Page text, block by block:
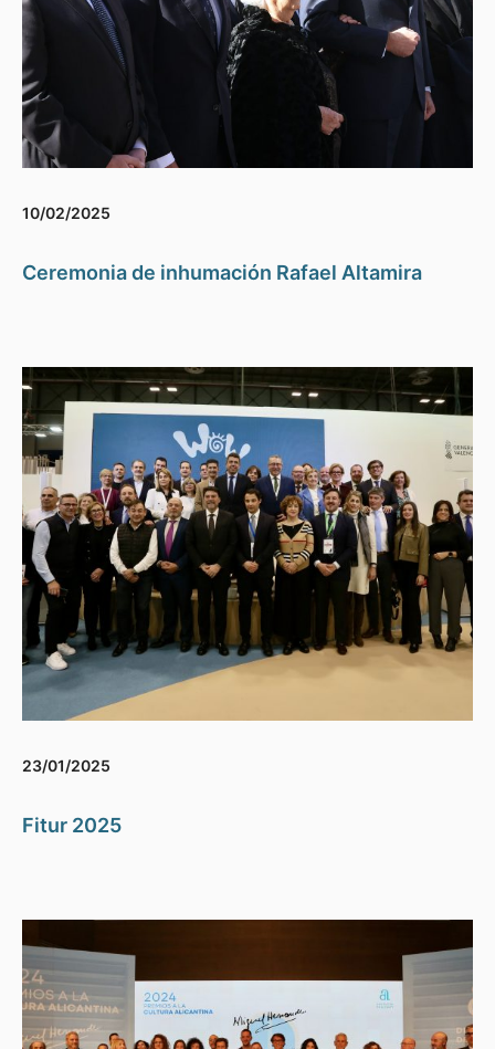
10/02/2025
Ceremonia de inhumación Rafael Altamira
23/01/2025
Fitur 2025